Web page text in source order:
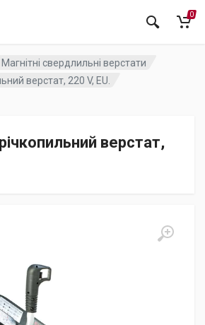
0
свердлильні верстати
верстат, 220 V, EU.
верстат,